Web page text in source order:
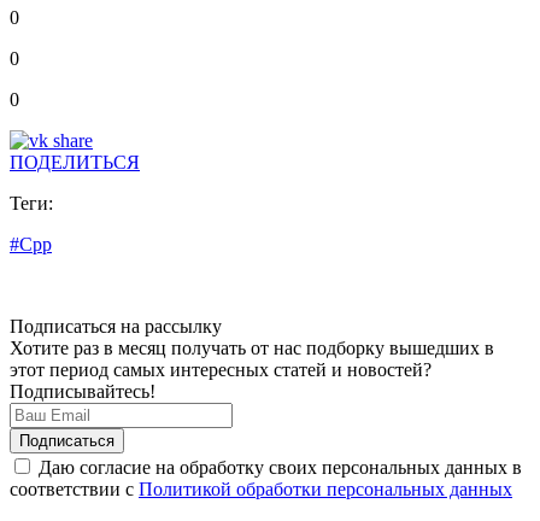
0
0
0
ПОДЕЛИТЬСЯ
Теги:
#Cpp
Подписаться на рассылку
Хотите раз в месяц получать от нас подборку вышедших в
этот период самых интересных статей и новостей?
Подписывайтесь!
Даю согласие на обработку своих персональных данных в
соответствии с Политикой обработки персональных данных